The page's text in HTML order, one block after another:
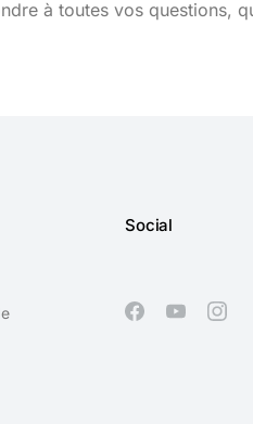
à toutes vos questions,
Social